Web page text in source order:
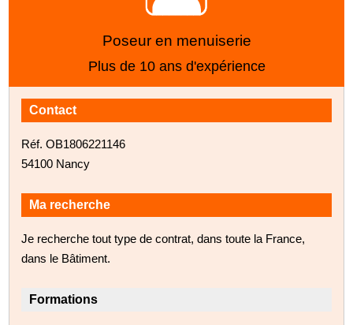
Poseur en menuiserie
Plus de 10 ans d'expérience
Contact
Réf. OB1806221146
54100 Nancy
Ma recherche
Je recherche tout type de contrat, dans toute la France,
dans le Bâtiment.
Formations